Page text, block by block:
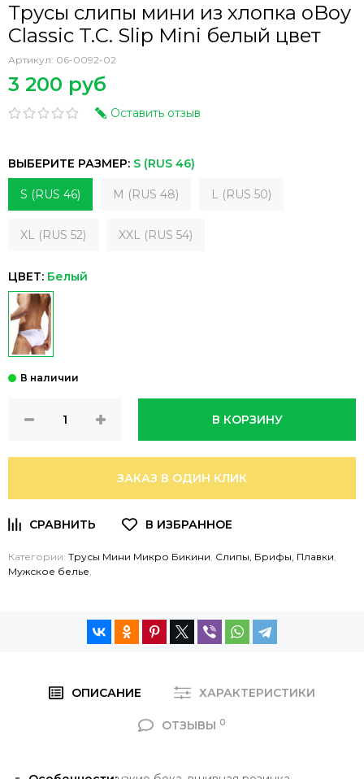
Трусы слипы мини из хлопка oBoy
Classic T.C. Slip Mini белый цвет
Артикул: 06-0092-02
3 200 руб
Оставить отзыв
ВЫБЕРИТЕ РАЗМЕР: S (RUS 46)
S (RUS 46) M (RUS 48) L (RUS 50)
XL (RUS 52) XXL (RUS 54)
ЦВЕТ: Белый
В КОРЗИНУ
ЗАКАЗ В ОДИН КЛИК
Категории: Трусы Мини Микро Бикини, Слипы, Брифы, Плавки,
Мужское белье,
ОПИСАНИЕ ХАРАКТЕРИСТИКИ
ОТЗЫВЫ 0